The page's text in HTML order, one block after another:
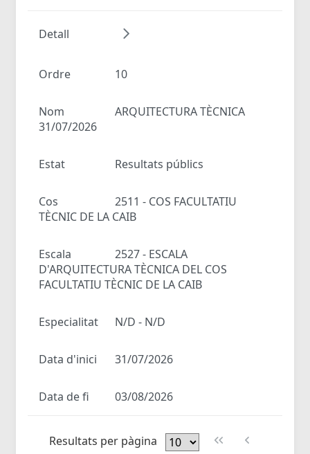
Detall
Ordre 10
Nom
ARQUITECTURA TÈCNICA
31/07/2026
Estat Resultats públics
Cos
2511 - COS FACULTATIU
TÈCNIC DE LA CAIB
Escala
2527 - ESCALA
D'ARQUITECTURA TÈCNICA DEL COS
FACULTATIU TÈCNIC DE LA CAIB
Especialitat N/D - N/D
Data d'inici 31/07/2026
Data de fi 03/08/2026
Resultats per pàgina